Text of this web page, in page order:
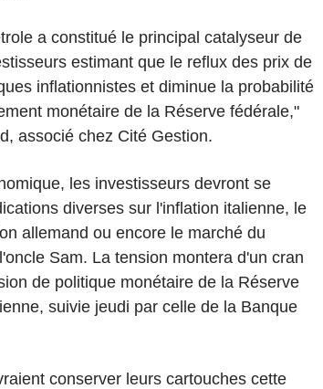
a constitué le principal catalyseur de
estimant que le reflux des prix de
inflationnistes et diminue la probabilité
monétaire de la Réserve fédérale,"
associé chez Cité Gestion.
les investisseurs devront se
diverses sur l'inflation italienne, le
allemand ou encore le marché du
Sam. La tension montera d'un cran
de politique monétaire de la Réserve
suivie jeudi par celle de la Banque
conserver leurs cartouches cette